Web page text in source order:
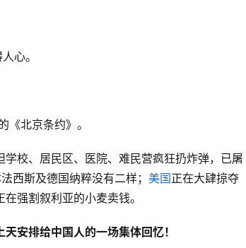
心。
北京条约》。
校、居民区、医院、难民营疯狂扔炸弹，已屠
西斯及德国纳粹没有二样； 美国正在大肆掠夺
强割叙利亚的小麦卖钱。
安排给中国人的一场集体回忆！